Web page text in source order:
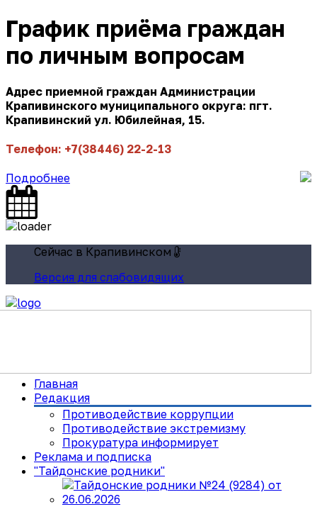
График приёма граждан
по личным вопросам
Адрес приемной граждан Администрации
Крапивинского муниципального округа: пгт.
Крапивинский ул. Юбилейная, 15.
Телефон: +7(38446) 22-2-13
Подробнее
Сейчас в Крапивинском
Версия для слабовидящих
Главная
Редакция
Противодействие коррупции
Противодействие экстремизму
Прокуратура информирует
Реклама и подписка
"Тайдонские родники"